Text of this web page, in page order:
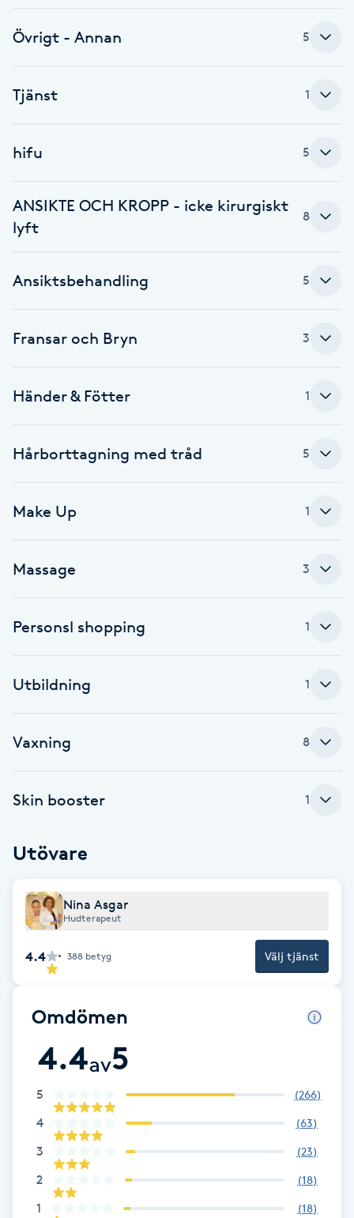
Celluliter
Coachning
Cryoterapi
D
Damklippning
Diamantslipning
E
Extensions borttagning
Eyeliner-tatuering
Face framing
Fet hårbotten
Fibromassage
Fillers
Fotvård
Fransar
Fransborttagning
Fransfärgning
Fransförlängning
Fransförlängning Megavolym
Fransförlängning Volym
Övrigt - Annan 5
Tjänst 1
hifu 5
ANSIKTE OCH KROPP - icke kirurgiskt
lyft
8
Ansiktsbehandling 5
Fransar och Bryn 3
Händer & Fötter 1
Hårborttagning med tråd 5
Make Up 1
Massage 3
Personsl shopping 1
Utbildning 1
Vaxning 8
Skin booster 1
Utövare
Nina Asgar
Hudterapeut
4.4 388 betyg Välj tjänst
Omdömen
4.4av5
5 (266)
4 (63)
3 (23)
2 (18)
1 (18)